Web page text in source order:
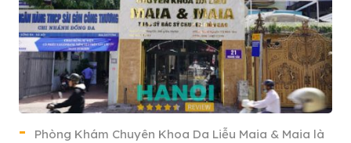
Phòng Khám Chuyên Khoa Da Liễu Maia & Maia là